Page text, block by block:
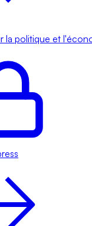
la politique et